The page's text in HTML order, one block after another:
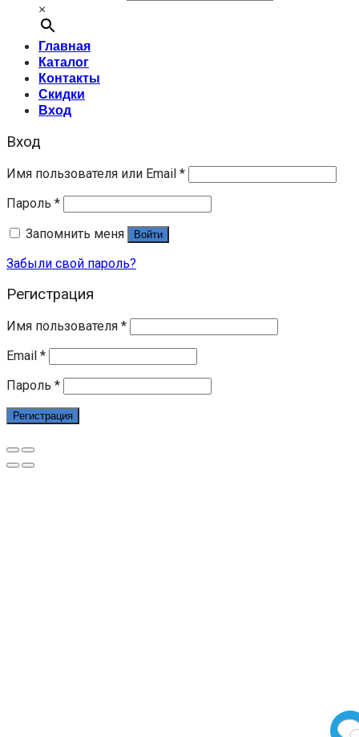
×
Главная
Каталог
Контакты
Скидки
Вход
Вход
Имя пользователя или Email *
Пароль *
Запомнить меня
Войти
Забыли свой пароль?
Регистрация
Имя пользователя *
Email *
Пароль *
Регистрация